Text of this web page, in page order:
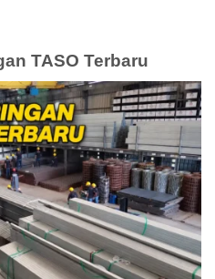
TASO Terbaru